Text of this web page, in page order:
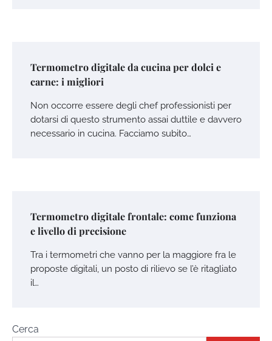
Termometro digitale da cucina per dolci e
carne: i migliori
Non occorre essere degli chef professionisti per
dotarsi di questo strumento assai duttile e davvero
necessario in cucina. Facciamo subito…
Termometro digitale frontale: come funziona
e livello di precisione
Tra i termometri che vanno per la maggiore fra le
proposte digitali, un posto di rilievo se l’è ritagliato
il…
Cerca